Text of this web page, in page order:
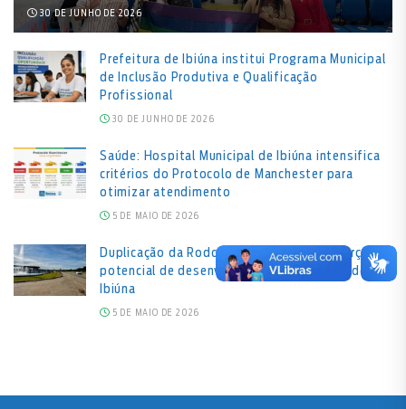
30 DE JUNHO DE 2026
Prefeitura de Ibiúna institui Programa Municipal
de Inclusão Produtiva e Qualificação
Profissional
30 DE JUNHO DE 2026
Saúde: Hospital Municipal de Ibiúna intensifica
critérios do Protocolo de Manchester para
otimizar atendimento
5 DE MAIO DE 2026
Duplicação da Rodovia Bunjiro Nakao reforça
potencial de desenvolvimento econômico de
Ibiúna
5 DE MAIO DE 2026